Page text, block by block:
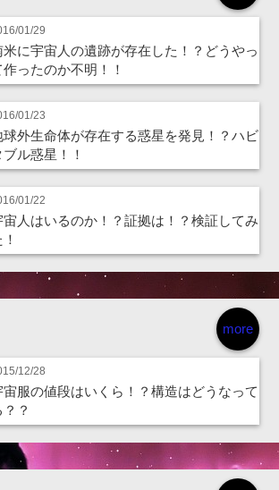
01/29
米に宇宙人の遺跡が存在した！？どうやっ
作ったのか不明！！
01/23
球外生命体が存在する惑星を発見！？ハビ
ブル惑星！！
01/22
宙人はいるのか！？証拠は！？検証してみ
more
12/28
宙服の値段はいくら！？構造はどうなって
？？